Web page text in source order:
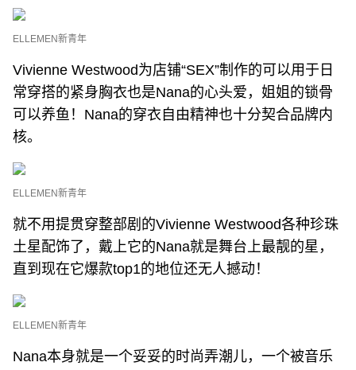
ELLEMEN新青年
Vivienne Westwood为店铺“SEX”制作的可以用于日
常穿搭的紧身胸衣也是Nana的心头爱，姐姐的锁骨
可以养鱼！Nana的穿衣自由精神也十分契合品牌内
核。
ELLEMEN新青年
就不用提贯穿整部剧的Vivienne Westwood各种珍珠
土星配饰了，戴上它的Nana就是舞台上最靓的星，
直到现在它爆款top1的地位还无人撼动！
ELLEMEN新青年
Nana本身就是一个妥妥的时尚弄潮儿，一个被音乐